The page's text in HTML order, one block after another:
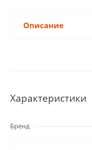
Описание
Характеристики
Бренд